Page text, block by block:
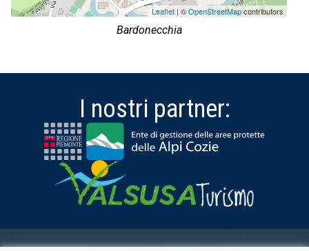
Leaflet | ©OpenStreetMapcontributors
Bardonecchia
I nostri partner: